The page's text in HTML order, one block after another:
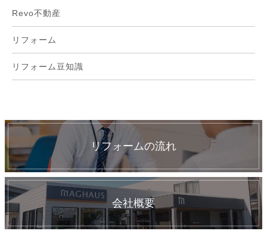
Revo不動産
リフォーム
リフォーム豆知識
リフォームの流れ
会社概要